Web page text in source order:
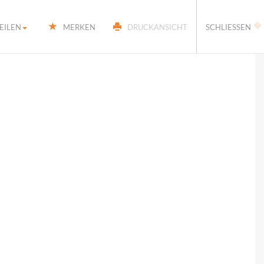
MERKEN DRUCKANSICHT �
SCHLIESSEN